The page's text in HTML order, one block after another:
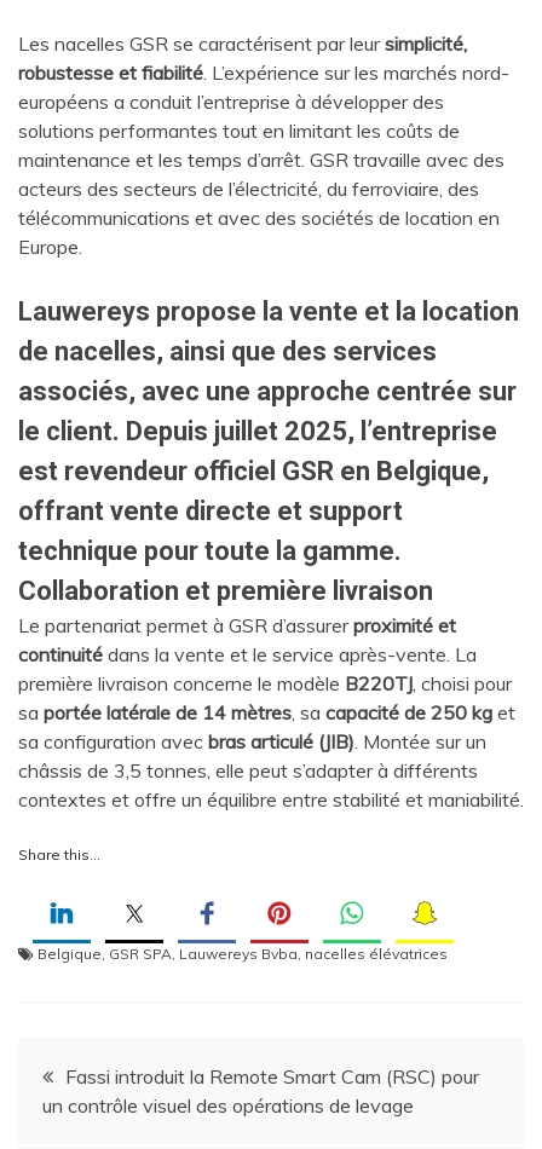
Les nacelles GSR se caractérisent par leursimplicité,
robustesse et fiabilité. L’expérience sur les marchés nord-
européens a conduit l’entreprise à développer des
solutions performantes tout en limitant les coûts de
maintenance et les temps d’arrêt. GSR travaille avec des
acteurs des secteurs de l’électricité, du ferroviaire, des
télécommunications et avec des sociétés de location en
Europe.
Lauwereys propose la vente et la location
de nacelles, ainsi que des services
associés, avec une approche centrée sur
le client. Depuis juillet 2025, l’entreprise
est revendeur officiel GSR en Belgique,
offrant vente directe et support
technique pour toute la gamme.
Collaboration et première livraison
Le partenariat permet à GSR d’assurerproximité et
continuité dans la vente et le service après-vente. La
première livraison concerne le modèle B220TJ, choisi pour
sa portée latérale de 14 mètres, sa capacité de 250 kg et
sa configuration avec bras articulé (JIB). Montée sur un
châssis de 3,5 tonnes, elle peut s’adapter à différents
contextes et offre un équilibre entre stabilité et maniabilité.
Share this…
Belgique, GSR SPA, Lauwereys Bvba, nacelles élévatrices
Navigation
de
Fassi introduit la Remote Smart Cam (RSC) pour
un contrôle visuel des opérations de levage